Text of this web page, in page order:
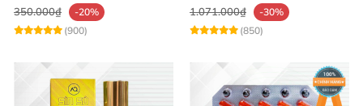
350.000₫
-20%
(900)
1.071.000₫
-30%
(850)